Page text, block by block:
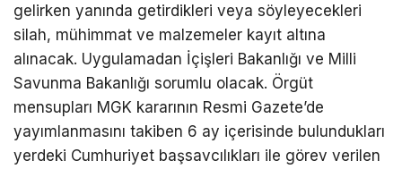
gelirken yanında getirdikleri veya söyleyecekleri
silah, mühimmat ve malzemeler kayıt altına
alınacak. Uygulamadan İçişleri Bakanlığı ve Milli
Savunma Bakanlığı sorumlu olacak. Örgüt
mensupları MGK kararının Resmi Gazete’de
yayımlanmasını takiben 6 ay içerisinde bulundukları
yerdeki Cumhuriyet başsavcılıkları ile görev verilen